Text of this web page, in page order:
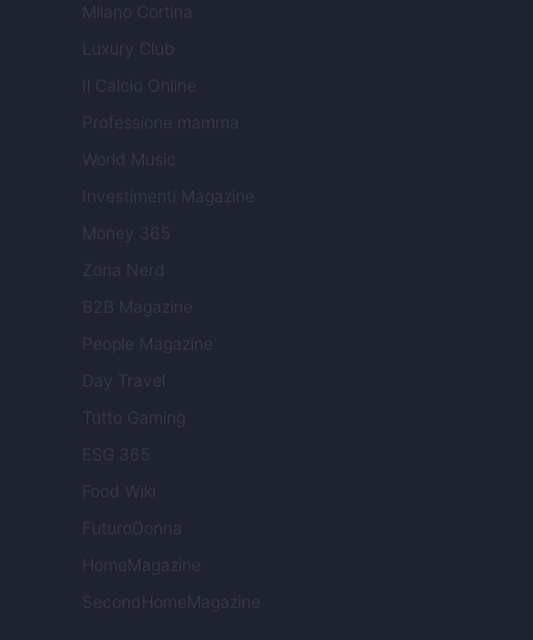
Milano Cortina
Luxury Club
Il Calcio Online
Professione mamma
World Music
Investimenti Magazine
Money 365
Zona Nerd
B2B Magazine
People Magazine
Day Travel
Tutto Gaming
ESG 365
Food Wiki
FuturoDonna
HomeMagazine
SecondHomeMagazine